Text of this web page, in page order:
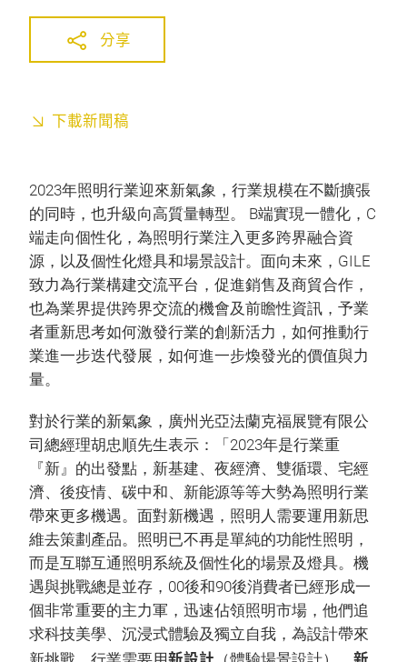
分享
下載新聞稿
2023年照明行業迎來新氣象，行業規模在不斷擴張
的同時，也升級向高質量轉型。 B端實現一體化，C
端走向個性化，為照明行業注入更多跨界融合資
源，以及個性化燈具和場景設計。面向未來，GILE
致力為行業構建交流平台，促進銷售及商貿合作，
也為業界提供跨界交流的機會及前瞻性資訊，予業
者重新思考如何激發行業的創新活力，如何推動行
業進一步迭代發展，如何進一步煥發光的價值與力
量。
對於行業的新氣象，廣州光亞法蘭克福展覽有限公
司總經理胡忠順先生表示：「2023年是行業重
『新』的出發點，新基建、夜經濟、雙循環、宅經
濟、後疫情、碳中和、新能源等等大勢為照明行業
帶來更多機遇。面對新機遇，照明人需要運用新思
維去策劃產品。照明已不再是單純的功能性照明，
而是互聯互通照明系統及個性化的場景及燈具。機
遇與挑戰總是並存，00後和90後消費者已經形成一
個非常重要的主力軍，迅速佔領照明市場，他們追
求科技美學、沉浸式體驗及獨立自我，為設計帶來